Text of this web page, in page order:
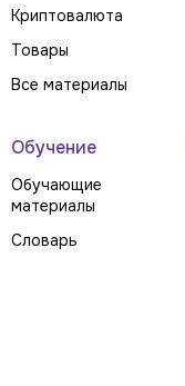
Криптовалюта
Товары
Все материалы
Обучение
Обучающие
материалы
Словарь